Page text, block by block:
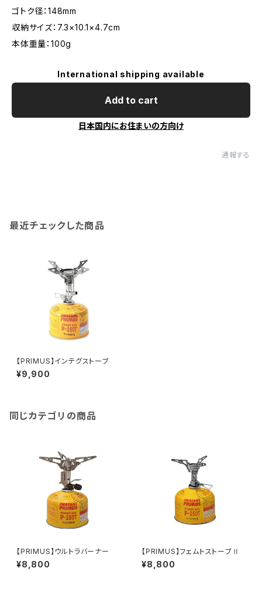
ゴトク径：148mm
収納サイズ：7.3×10.1×4.7cm
本体重量：100g
International shipping available
Add to cart
日本国内にお住まいの方向け
通報する
最近チェックした商品
【PRIMUS】インテグストーブ
¥9,900
同じカテゴリの商品
【PRIMUS】ウルトラバーナー
¥8,800
【PRIMUS】フェムトストーブⅡ
¥8,800